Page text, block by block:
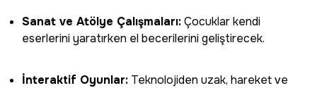
Sanat ve Atölye Çalışmaları:Çocuklar kendi
eserlerini yaratırken el becerilerini geliştirecek.
İnteraktif Oyunlar: Teknolojiden uzak, hareket ve